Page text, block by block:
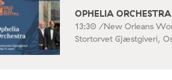
OPHELIA ORCHESTRA
13:30 /New Orleans
Stortorvet Gjæstgiveri,